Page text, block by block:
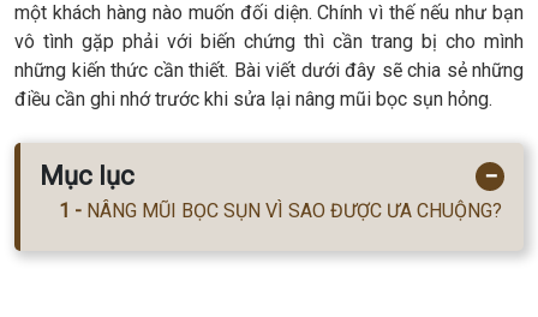
một khách hàng nào muốn đối diện. Chính vì thế nếu như bạn
vô tình gặp phải với biến chứng thì cần trang bị cho mình
những kiến thức cần thiết. Bài viết dưới đây sẽ chia sẻ những
điều cần ghi nhớ trước khi sửa lại nâng mũi bọc sụn hỏng.
Mục lục −
NÂNG MŨI BỌC SỤN VÌ SAO ĐƯỢC ƯA CHUỘNG?